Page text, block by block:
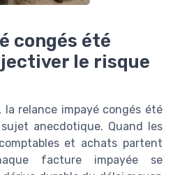
congés été
le risque
relance impayé congés été
anecdotique. Quand les
et achats partent
facture impayée se